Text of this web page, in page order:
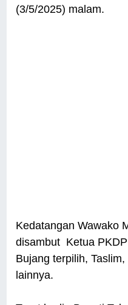
(3/5/2025) malam.
Kedatangan Wawako
disambut Ketua
Bujang terpilih,
lainnya.